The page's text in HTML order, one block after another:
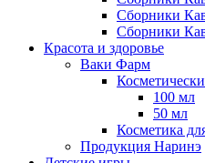
Сборники
Сборники
Красота и здоровье
Ваки Фарм
100 мл
50 мл
Косметика
Продукция Наринэ